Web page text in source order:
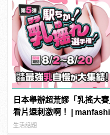
日本舉辦超荒謬「乳搖大
看片還刺激啊！ |
生活話題